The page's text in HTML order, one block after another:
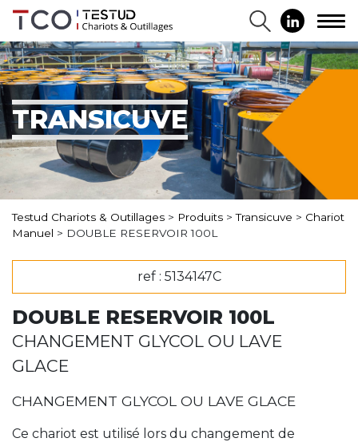
TRANSICUVE
Testud Chariots & Outillages > Produits >Transicuve > Chariot
Manuel > DOUBLE RESERVOIR 100L
DOUBLE RESERVOIR 100L
CHANGEMENT GLYCOL OU LAVE
GLACE
ref : 5134147C
CHANGEMENT GLYCOL OU LAVE GLACE
Ce chariot est utilisé lors du changement de